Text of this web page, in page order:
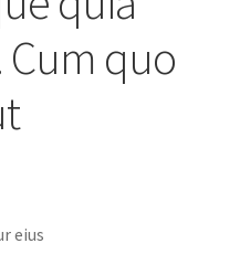
quo
eius